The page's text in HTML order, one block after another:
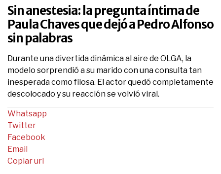
Sin anestesia: la pregunta íntima de
Paula Chaves que dejó a Pedro Alfonso
sin palabras
of
3
minutes,
31
seconds
Durante una divertida dinámica al aire de OLGA, la
modelo sorprendió a su marido con una consulta tan
inesperada como filosa. El actor quedó completamente
descolocado y su reacción se volvió viral.
Whatsapp
Twitter
Facebook
Email
Copiar url